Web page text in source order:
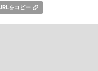
をコピー